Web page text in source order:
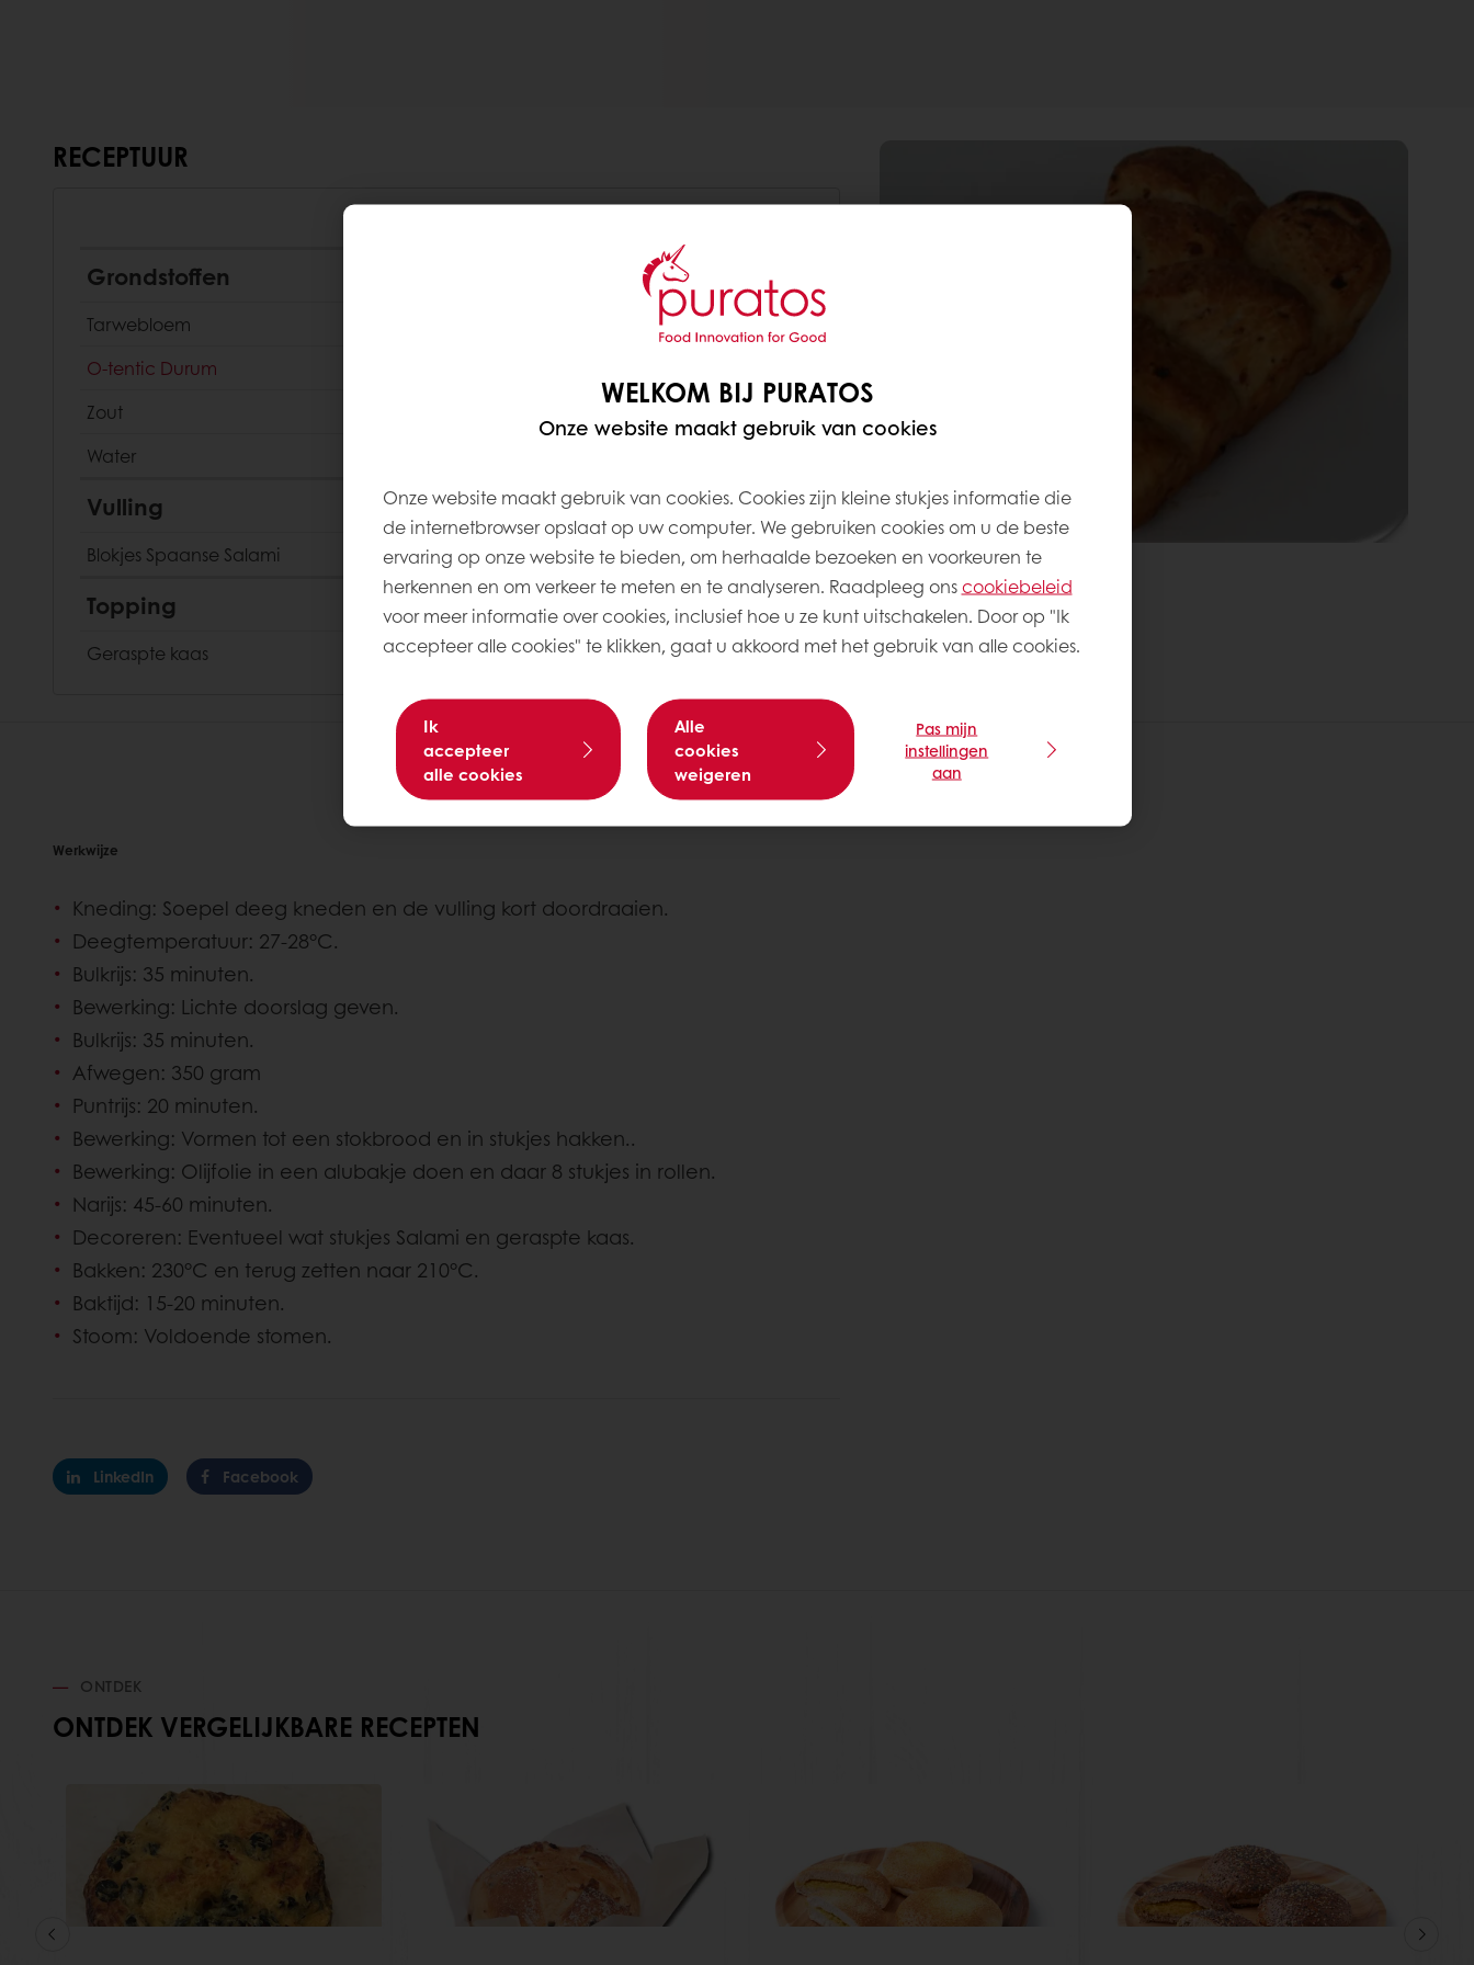
RECEPTUUR
Grondstoffen
Tarwebloem
10000
O-tentic Durum
Zout
Water
Vulling
Blokjes Spaanse Salami 3000
Topping
Geraspte kaas 1000
Werkwijze
Kneding: Soepel deeg kneden en de vulling kort doordraaien.
Deegtemperatuur: 27-28°C.
Bulkrijs: 35 minuten.
Bewerking: Lichte doorslag geven.
Bulkrijs: 35 minuten.
Afwegen: 350 gram
Puntrijs: 20 minuten.
Bewerking: Vormen tot een stokbrood en in stukjes hakken..
Bewerking: Olijfolie in een alubakje doen en daar 8 stukjes in rollen.
Narijs: 45-60 minuten.
Decoreren: Eventueel wat stukjes Salami en geraspte kaas.
Bakken: 230°C en terug zetten naar 210°C.
Baktijd: 15-20 minuten.
Stoom: Voldoende stomen.
LinkedIn Facebook
ONTDEK
ONTDEK VERGELIJKBARE RECEPTEN
WELKOM BIJ PURATOS
Onze website maakt gebruik van cookies
Onze website maakt gebruik van cookies. Cookies zijn kleine stukjes informatie die
de internetbrowser opslaat op uw computer. We gebruiken cookies om u de beste
ervaring op onze website te bieden, om herhaalde bezoeken en voorkeuren te
herkennen en om verkeer te meten en te analyseren. Raadpleeg onscookiebeleid
voor meer informatie over cookies, inclusief hoe u ze kunt uitschakelen. Door op "Ik
accepteer alle cookies" te klikken, gaat u akkoord met het gebruik van alle cookies.
Ik
accepteer
alle cookies
Alle
cookies
weigeren
Pas mijn
instellingen
aan